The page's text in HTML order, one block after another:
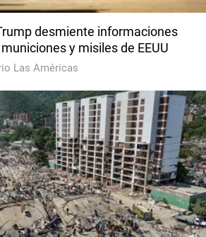
desmiente informaciones
y misiles de EEUU
Las Américas